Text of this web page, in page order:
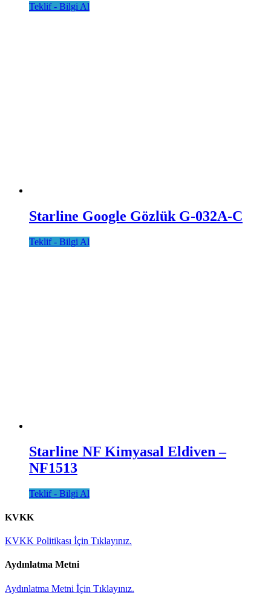
Teklif - Bilgi Al
Starline Google Gözlük G-032A-C
Teklif - Bilgi Al
Starline NF Kimyasal Eldiven –
NF1513
Teklif - Bilgi Al
KVKK
KVKK Politikası İçin Tıklayınız.
Aydınlatma Metni
Aydınlatma Metni İçin Tıklayınız.